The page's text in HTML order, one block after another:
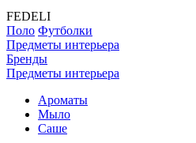
FEDELI
Поло Футболки
Предметы интерьера
Бренды
Предметы интерьера
Ароматы
Мыло
Саше